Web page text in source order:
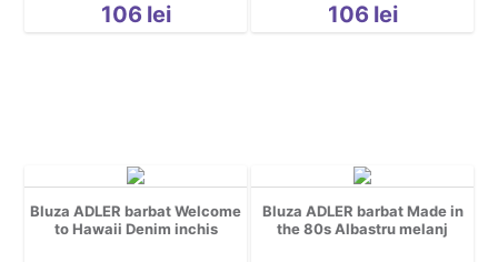
Pescuit
Romanesti
Sala
Sarbatori
106 lei 106 lei
Bluza ADLER barbat Welcome
to Hawaii Denim inchis
Bluza ADLER barbat Made in
the 80s Albastru melanj